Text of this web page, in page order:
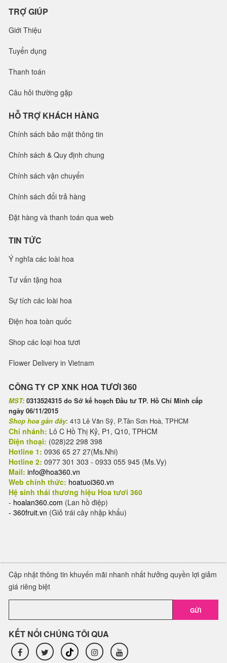
TRỢ GIÚP
Giới Thiệu
Tuyển dụng
Thanh toán
Câu hỏi thường gặp
HỖ TRỢ KHÁCH HÀNG
Chính sách bảo mật thông tin
Chính sách & Quy định chung
Chính sách vận chuyển
Chính sách đổi trả hàng
Đặt hàng và thanh toán qua web
TIN TỨC
Ý nghĩa các loài hoa
Tư vấn tặng hoa
Sự tích các loài hoa
Điện hoa toàn quốc
Shop các loại hoa tươi
Flower Delivery in Vietnam
CÔNG TY CP XNK HOA TƯƠI 360
MST: 0313524315 do Sở kế hoạch Đầu tư TP. Hồ Chí Minh cấp
ngày 06/11/2015
Shop hoa gần đây: 413 Lê Văn Sỹ, P.Tân Sơn Hoà, TPHCM
Chi nhánh: Lô C Hồ Thị Kỷ, P1, Q10, TPHCM
Điện thoại: (028)22 298 398
Hotline 1: 0936 65 27 27(Ms.Nhi)
Hotline 2: 0977 301 303 - 0933 055 945 (Ms.Vy)
Mail: info@hoa360.vn
Web chính thức: hoatuoi360.vn
Hệ sinh thái thương hiệu Hoa tươi 360
- hoalan360.com (Lan hồ điệp)
- 360fruit.vn (Giỏ trái cây nhập khẩu)
Cập nhật thông tin khuyến mãi nhanh nhất hưởng quyền lợi giảm
giá riêng biệt
GỬI
KẾT NỐI CHÚNG TÔI QUA